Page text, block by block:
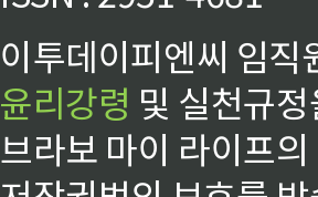
이투데이피엔씨 임
윤리강령 및 실천규
브라보 마이 라이프